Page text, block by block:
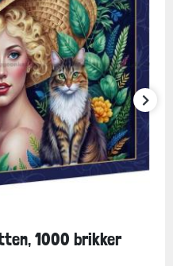
1000 brikker